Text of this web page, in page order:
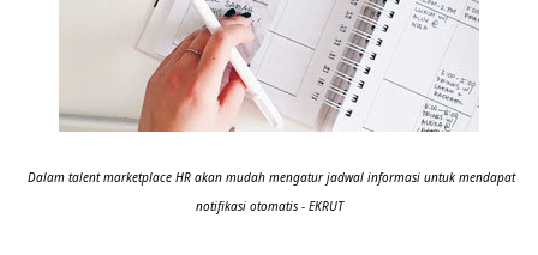
Dalam talent marketplace HR akan mudah mengatur jadwal informasi untuk mendapat
notifikasi otomatis - EKRUT